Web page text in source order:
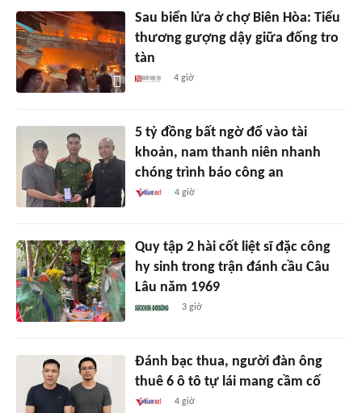
Sau biển lửa ở chợ Biên Hòa: Tiểu
thương gượng dậy giữa đống tro
tàn
4 giờ
5 tỷ đồng bất ngờ đổ vào tài
khoản, nam thanh niên nhanh
chóng trình báo công an
4 giờ
Quy tập 2 hài cốt liệt sĩ đặc công
hy sinh trong trận đánh cầu Câu
Lâu năm 1969
3 giờ
Đánh bạc thua, người đàn ông
thuê 6 ô tô tự lái mang cầm cố
4 giờ